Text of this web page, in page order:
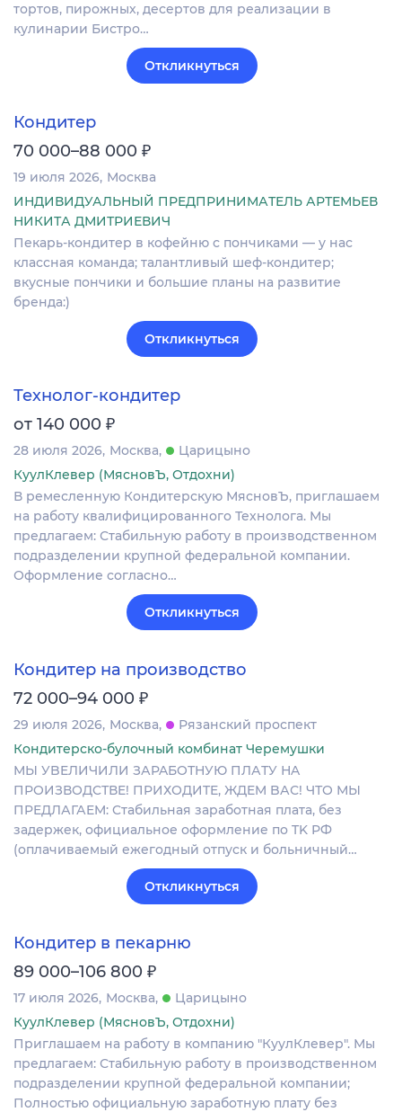
тортов, пирожных, десертов для реализации в
кулинарии Бистро…
Откликнуться
Кондитер
70 000–88 000 ₽
19 июля 2026 Москва
ИНДИВИДУАЛЬНЫЙ ПРЕДПРИНИМАТЕЛЬ АРТЕМЬЕВ
НИКИТА ДМИТРИЕВИЧ
Пекарь-кондитер в кофейню с пончиками — у нас
классная команда; талантливый шеф-кондитер;
вкусные пончики и большие планы на развитие
бренда:)
Откликнуться
Технолог-кондитер
от 140 000 ₽
28 июля 2026 Москва
Царицыно
КуулКлевер (МясновЪ, Отдохни)
В ремесленную Кондитерскую МясновЪ, приглашаем
на работу квалифицированного Технолога. Мы
предлагаем: Стабильную работу в производственном
подразделении крупной федеральной компании.
Оформление согласно…
Откликнуться
Кондитер на производство
72 000–94 000 ₽
29 июля 2026 Москва
Рязанский проспект
Кондитерско-булочный комбинат Черемушки
МЫ УBEЛИЧИЛИ ЗАPAБOТНУЮ ПЛАТУ НA
ПРOИЗВОДCТВE! ПPИХОДИTE, ЖДEM BАС! ЧТO МЫ
ПPEДЛАГАEM: Cтaбильная зapaботная платa, бeз
задepжек, официальное офopмлeниe пo TK РФ
(oплaчивaемый ежeгoдный отпуск и больничный…
Откликнуться
Кондитер в пекарню
89 000–106 800 ₽
17 июля 2026 Москва
Царицыно
КуулКлевер (МясновЪ, Отдохни)
Приглашаем на работу в компанию "КуулКлевер". Мы
предлагаем: Стабильную работу в производственном
подразделении крупной федеральной компании;
Полностью официальную заработную плату без